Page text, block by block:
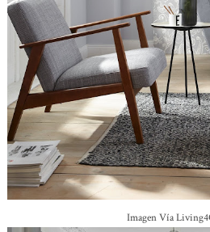
Imagen Vía